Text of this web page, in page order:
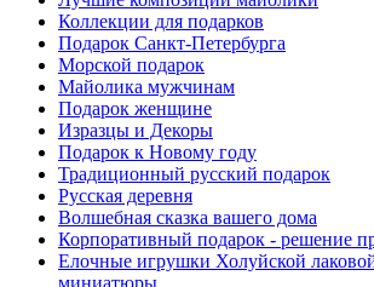
Коллекции для подарков
Подарок Санкт-Петербурга
Морской подарок
Майолика мужчинам
Подарок женщине
Изразцы и Декоры
Подарок к Новому году
Традиционный русский подарок
Русская деревня
Волшебная сказка вашего дома
Корпоративный подарок - решение
Елочные игрушки Холуйской
миниатюры